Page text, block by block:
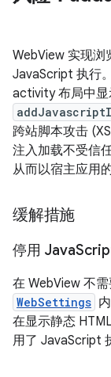
WebView 实现
JavaScript 执行
activity 布局中显
跨站脚本攻击
注入加载不受信
从而以宿主应用
缓解措施
停用 Java
在 WebView 不
WebSettings
在显示静态
用了 JavaScript